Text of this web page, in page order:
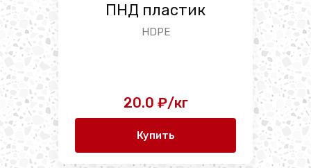
ПНД пластик
HDPE
20.0 ₽/кг
Купить